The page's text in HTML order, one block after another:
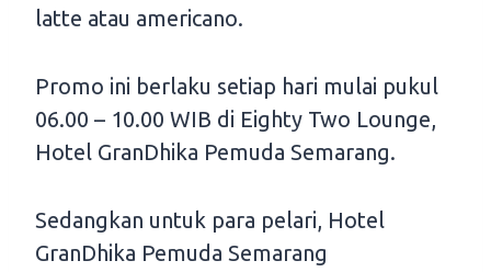
latte atau americano.
Promo ini berlaku setiap hari mulai pukul
06.00 – 10.00 WIB di Eighty Two Lounge,
Hotel GranDhika Pemuda Semarang.
Sedangkan untuk para pelari, Hotel
GranDhika Pemuda Semarang